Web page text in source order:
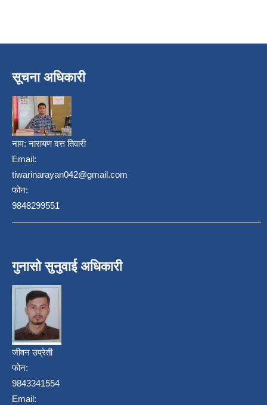
सूचना अधिकारी
नाम:नारायण दत्त तिवारी
Email:
tiwarinarayan042@gmail.com
फोन:
9848299551
गुनासो सुनुवाई अधिकारी
जीवन उप्रेती
फोन:
9843341554
Email: